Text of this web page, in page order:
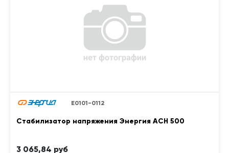
Е0101-0112
Стабилизатор напряжения Энергия АСН 500
3 065,84 руб